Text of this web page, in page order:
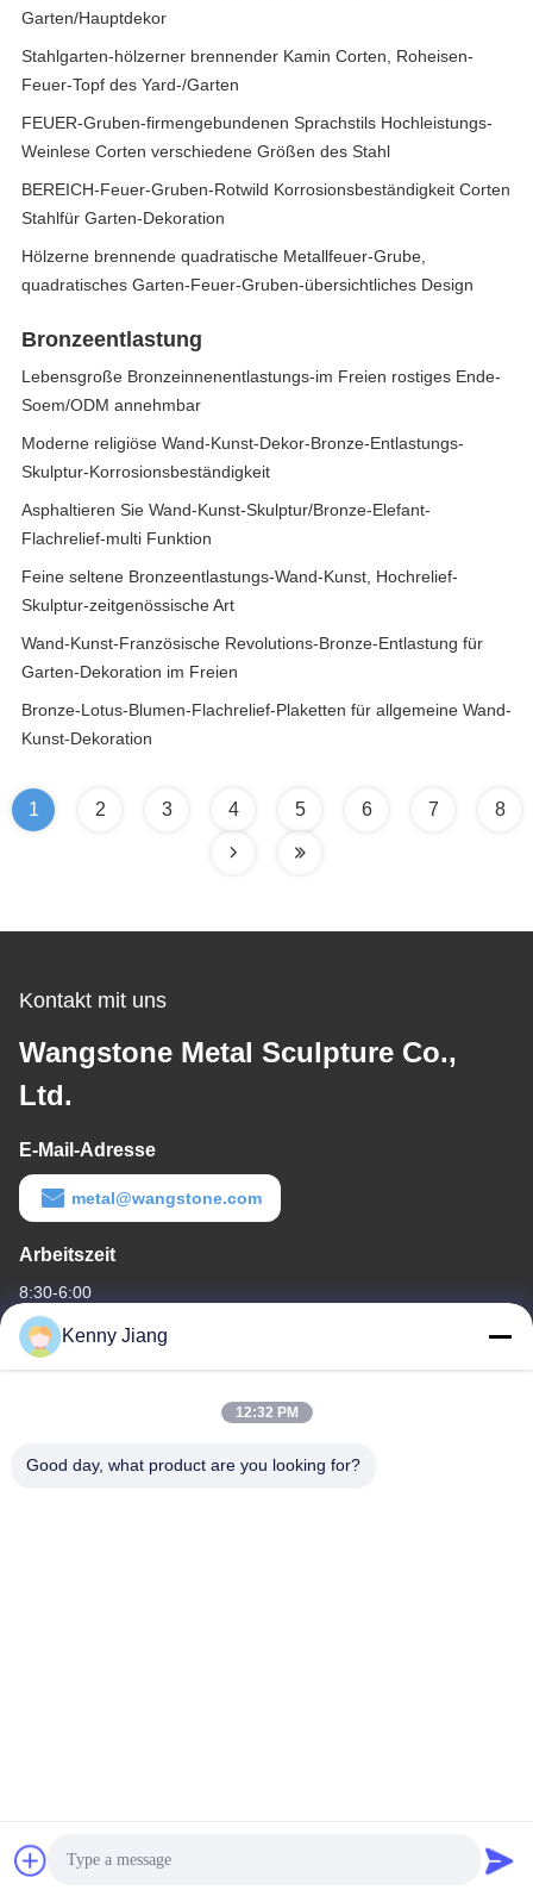
Garten/Hauptdekor
Stahlgarten-hölzerner brennender Kamin Corten, Roheisen-
Feuer-Topf des Yard-/Garten
FEUER-Gruben-firmengebundenen Sprachstils Hochleistungs-
Weinlese Corten verschiedene Größen des Stahl
BEREICH-Feuer-Gruben-Rotwild Korrosionsbeständigkeit Corten
Stahlfür Garten-Dekoration
Hölzerne brennende quadratische Metallfeuer-Grube,
quadratisches Garten-Feuer-Gruben-übersichtliches Design
Bronzeentlastung
Lebensgroße Bronzeinnenentlastungs-im Freien rostiges Ende-
Soem/ODM annehmbar
Moderne religiöse Wand-Kunst-Dekor-Bronze-Entlastungs-
Skulptur-Korrosionsbeständigkeit
Asphaltieren Sie Wand-Kunst-Skulptur/Bronze-Elefant-
Flachrelief-multi Funktion
Feine seltene Bronzeentlastungs-Wand-Kunst, Hochrelief-
Skulptur-zeitgenössische Art
Wand-Kunst-Französische Revolutions-Bronze-Entlastung für
Garten-Dekoration im Freien
Bronze-Lotus-Blumen-Flachrelief-Plaketten für allgemeine Wand-
Kunst-Dekoration
1 2 3 4 5 6 7 8
Kontakt mit uns
Wangstone Metal Sculpture Co.,
Ltd.
E-Mail-Adresse
metal@wangstone.com
Arbeitszeit
8:30-6:00
Unsere Adresse
Einheit 701A, Nr. 837 Mitte Qianpu 2nd Road, Bezirk Siming,
Datenschutzrichtlinie
Kenny Jiang
12:32 PM
Good day, what product are you looking for?